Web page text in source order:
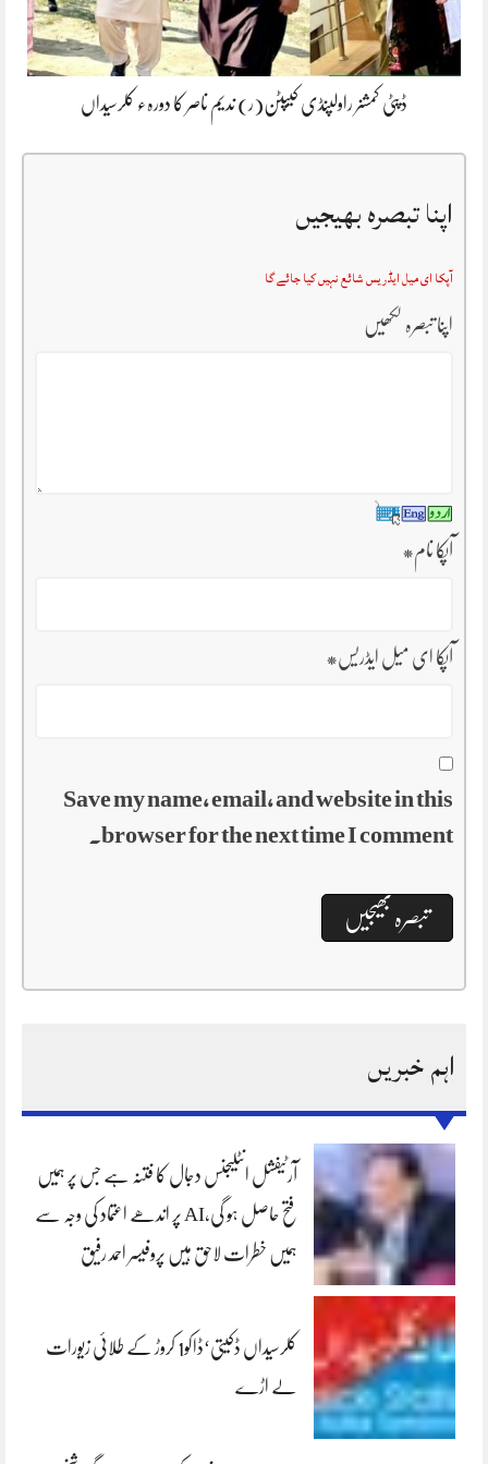
ڈپٹی کمشنر راولپنڈی کیپٹن(ر) ندیم ناصر کا دورہء کلرسیداں
اپنا تبصرہ بھیجیں
آپکا ای میل ایڈریس شائع نہیں کیا جائے گا
اپنا تبصرہ لکھیں
آپکا نام*
آپکا ای میل ایڈریس*
Save my name, email, and website in this
browser for the next time I comment.
اہم خبریں
آرٹیفشل انٹلیجنس دجال کا فتنہ ہے جس پر ہمیں
فتح حاصل ہو گی،AI پر اندھے اعتماد کی وجہ سے
ہمیں خطرات لاحق ہیں پروفیسر احمد رفیق
کلرسیداں ڈکیتی‘ڈاکو1 کروڑ کے طلائی زیورات
لے اڑے